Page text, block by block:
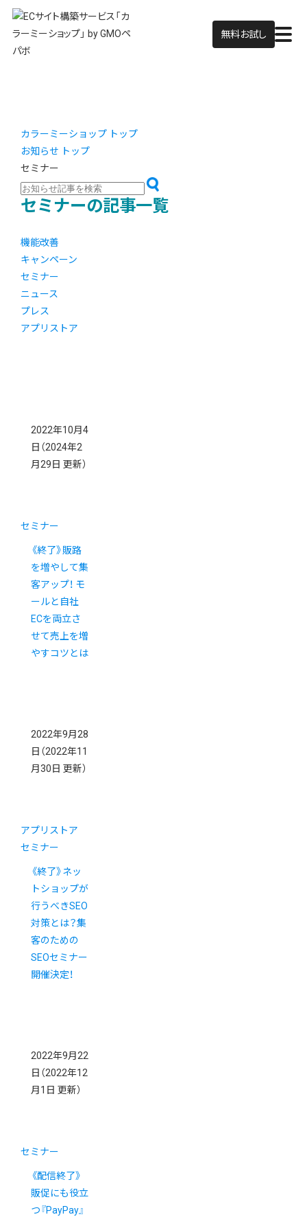
無料お試し
カラーミーショップ トップ
お知らせ トップ
セミナー
セミナーの記事一覧
機能改善
キャンペーン
セミナー
ニュース
プレス
アプリストア
2022年10月4
日 （2024年2
月29日 更新）
セミナー
《終了》販路
を増やして集
客アップ！ モ
ールと自社
ECを両立さ
せて売上を増
やすコツとは
2022年9月28
日 （2022年11
月30日 更新）
アプリストア
セミナー
《終了》ネッ
トショップが
行うべきSEO
対策とは？集
客のための
SEOセミナー
開催決定！
2022年9月22
日 （2022年12
月1日 更新）
セミナー
《配信終了》
販促にも役立
つ『PayPay』